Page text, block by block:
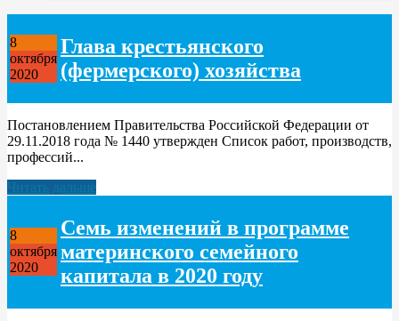
8
октября
2020
Глава крестьянского
(фермерского) хозяйства
Постановлением Правительства Российской Федерации от
29.11.2018 года № 1440 утвержден Список работ, производств,
профессий...
Читать дальше
8
октября
2020
Семь изменений в программе
материнского семейного
капитала в 2020 году